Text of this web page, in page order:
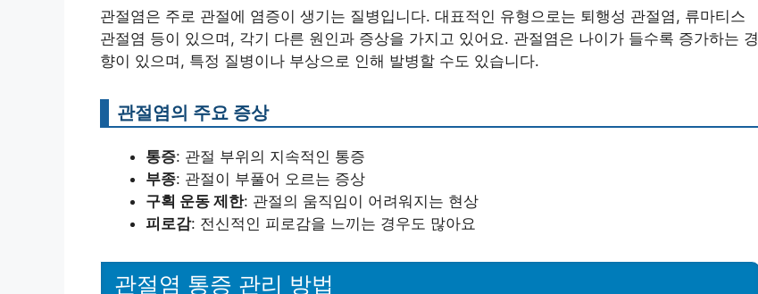
관절염은 주로 관절에 염증이 생기는 질병입니다. 대표적인 유형으로는 퇴행성 관절염, 류마티스
관절염 등이 있으며, 각기 다른 원인과 증상을 가지고 있어요. 관절염은 나이가 들수록 증가하는 경
향이 있으며, 특정 질병이나 부상으로 인해 발병할 수도 있습니다.
관절염의 주요 증상
통증: 관절 부위의 지속적인 통증
부종: 관절이 부풀어 오르는 증상
구획 운동 제한: 관절의 움직임이 어려워지는 현상
피로감: 전신적인 피로감을 느끼는 경우도 많아요
관절염 통증 관리 방법